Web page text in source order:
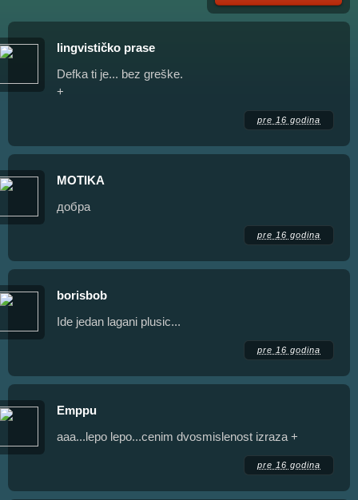
lingvističko prase
Defka ti je... bez greške.
+
pre 16 godina
MOTIKA
добра
pre 16 godina
borisbob
Ide jedan lagani plusic...
pre 16 godina
Emppu
aaa...lepo lepo...cenim dvosmislenost izraza +
pre 16 godina